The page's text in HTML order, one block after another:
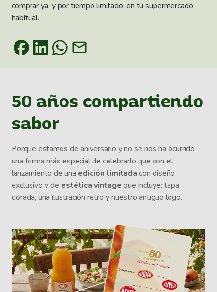
comprar ya, y por tiempo limitado, en tu supermercado
habitual.
50 años compartiendo
sabor
Porque estamos de aniversario y no se nos ha ocurrido
una forma más especial de celebrarlo que con el
lanzamiento de una edición limitada con diseño
exclusivo y de estética vintage que incluye: tapa
dorada, una ilustración retro y nuestro antiguo logo.